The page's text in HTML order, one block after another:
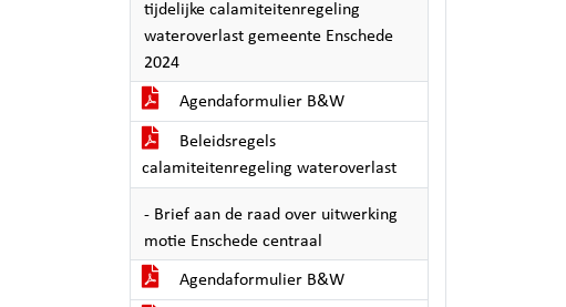
tijdelijke calamiteitenregeling
wateroverlast gemeente Enschede
2024
Agendaformulier B&W
Beleidsregels
calamiteitenregeling wateroverlast
- Brief aan de raad over uitwerking
motie Enschede centraal
Agendaformulier B&W